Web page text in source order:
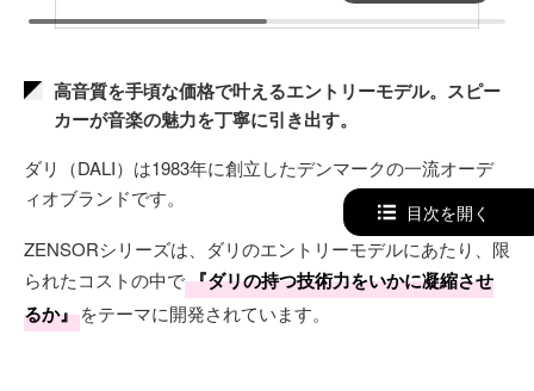
高音質を手頃な価格で叶えるエントリーモデル。スピー
カーが音楽の魅力を丁寧に引き出す。
ダリ（DALI）は1983年に創立したデンマークの一流オーデ
ィオブランドです。
ZENSORシリーズは、ダリのエントリーモデルにあたり、限
られたコストの中で『ダリの持つ技術力をいかに凝縮させ
るか』をテーマに開発されています。
目次を開く